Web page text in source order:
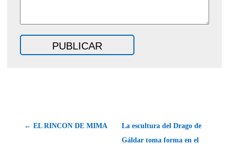
← EL RINCON DE MIMA
La escultura del Drago de
Gáldar toma forma en el